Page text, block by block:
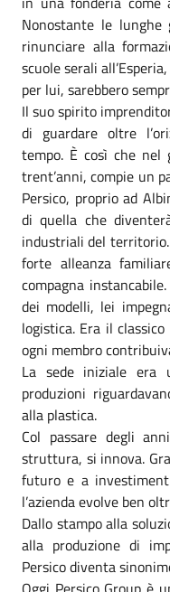
Nonostante le
rinunciare alla
scuole serali
per lui, sarebbero
Il suo spirito
di guardare oltre
tempo. È così che nel
trent’anni, compie un
Persico, proprio ad
di quella che
industriali del territorio.
forte alleanza
compagna
dei modelli, lei
logistica. Era il
ogni membro
La sede iniziale era
produzioni
alla plastica.
Col passare degli
struttura, si innova.
futuro e a
l’azienda evolve ben
Dallo stampo alla
alla produzione di
Persico diventa